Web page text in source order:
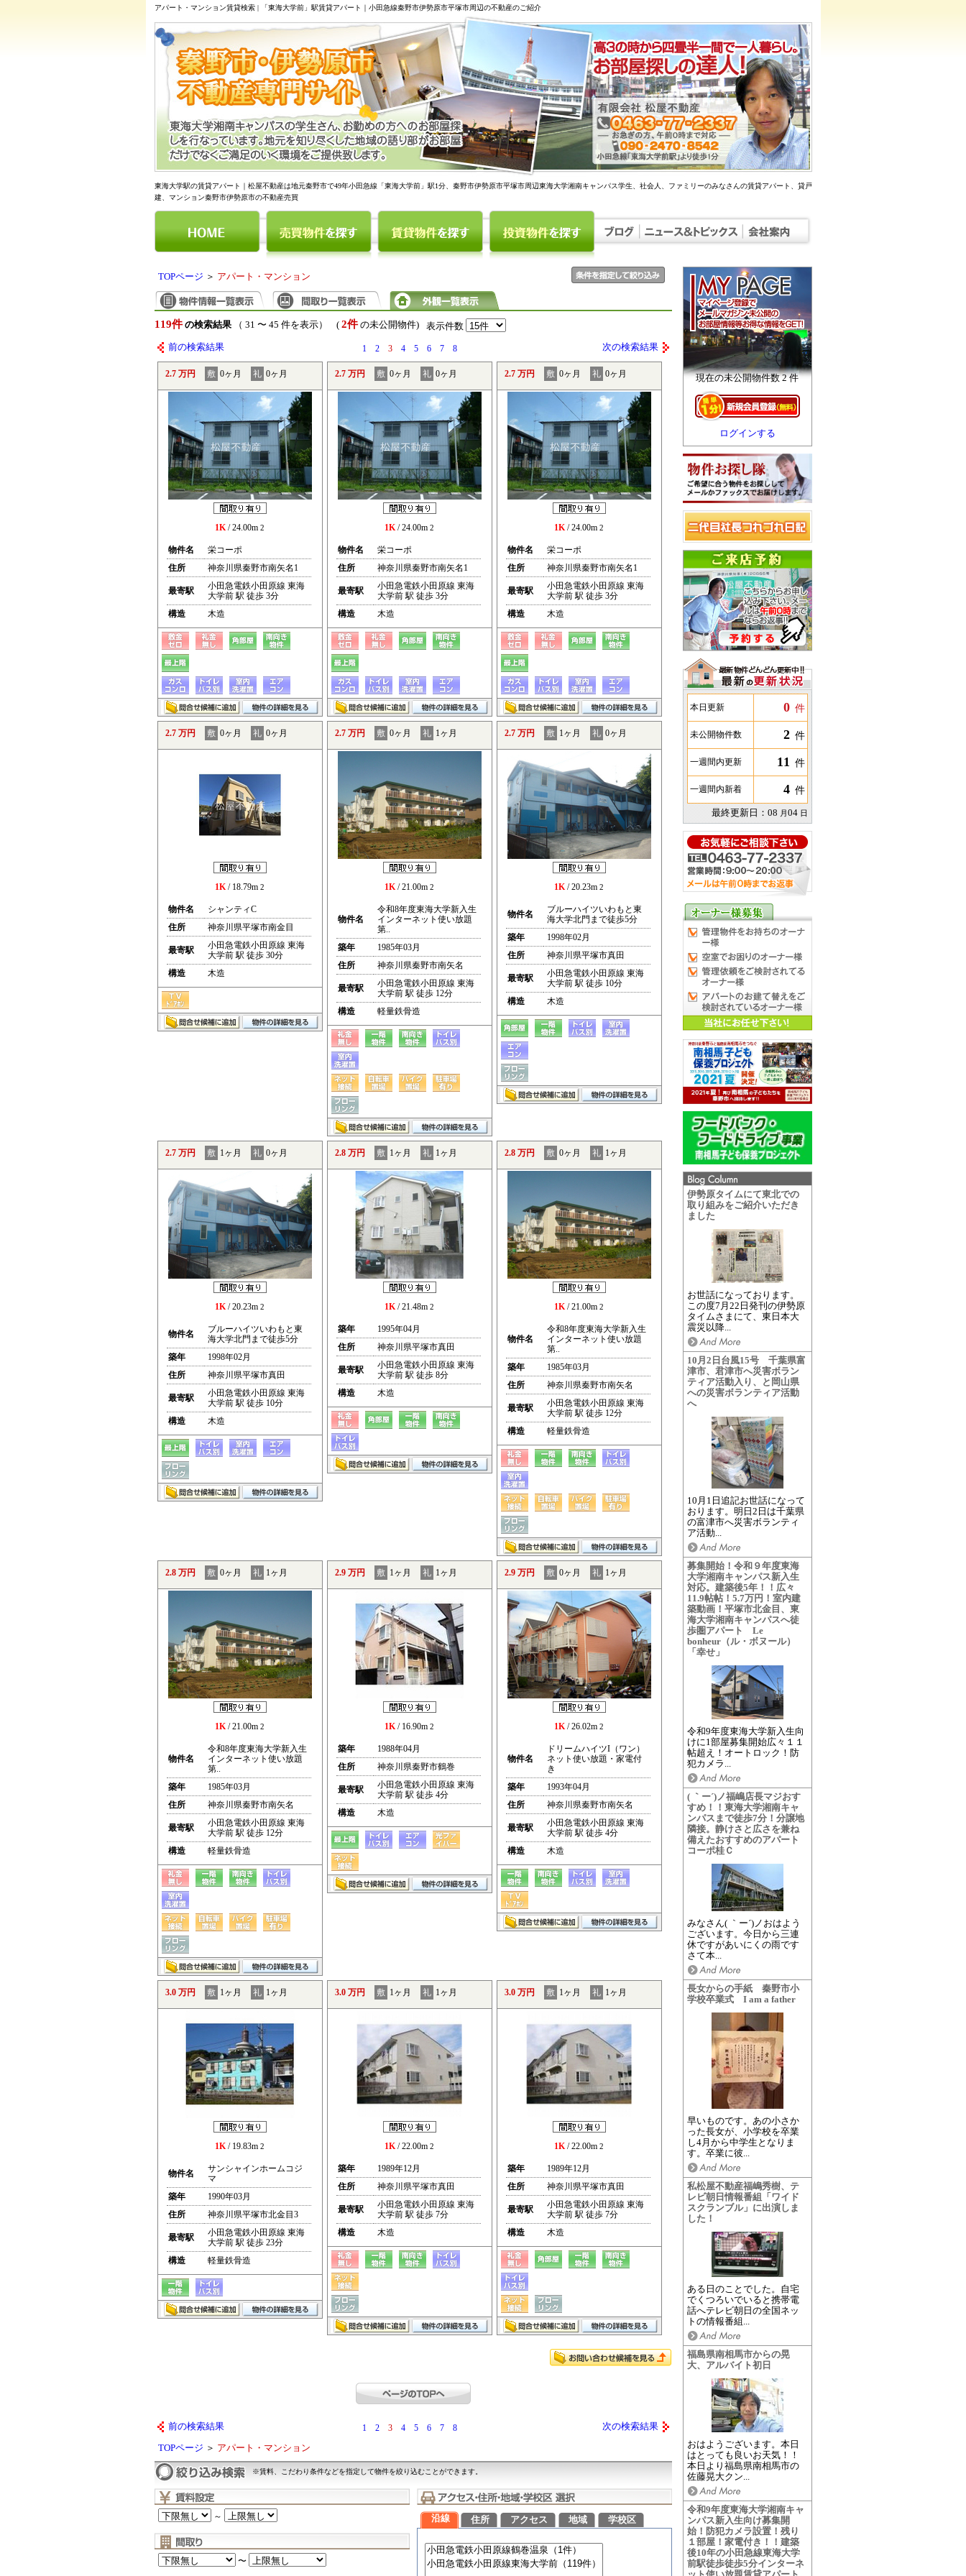
アパート・マンション賃貸検索 | 「東海大学前」駅賃貸アパート｜小田急線秦野市伊勢原市平塚市周辺の不動産のご紹介
東海大学駅の賃貸アパート｜松屋不動産は地元秦野市で49年小田急線「東海大学前」駅1分、秦野市伊勢原市平塚市周辺東海大学湘南キャンパス学生、社会人、ファミリーのみなさんの賃貸アパート、貸戸
建、マンション秦野市伊勢原市の不動産売買
現在の未公開物件数 2 件
ログインする
本日更新 0 件
未公開物件数 2 件
一週間内更新 11 件
一週間内新着 4 件
最終更新日：08 月04 日
伊勢原タイムにて東北での
取り組みをご紹介いただき
ました
お世話になっております。
この度7月22日発刊の伊勢原
タイムさまにて、東日本大
震災以降...
10月2日台風15号 千葉県富
津市、君津市へ災害ボラン
ティア活動入り、と岡山県
への災害ボランティア活動
へ
10月1日追記お世話になって
おります。明日2日は千葉県
の富津市へ災害ボランティ
ア活動...
募集開始！令和９年度東海
大学湘南キャンパス新入生
対応。建築後5年！！広々
11.9帖帖！5.7万円！室内建
築動画！平塚市北金目、東
海大学湘南キャンパスへ徒
歩圏アパート Le
bonheur（ル・ボヌール）
「幸せ」
令和9年度東海大学新入生向
けに1部屋募集開始広々１１
帖超え！オートロック！防
犯カメラ...
( ｀ー´)ノ福嶋店長マジおす
すめ！！東海大学湘南キャ
ンパスまで徒歩7分！分譲地
隣接。静けさと広さを兼ね
備えたおすすめのアパート
コーポ桂Ｃ
みなさん( ｀ー´)ノおはよう
ございます。今日から三連
休ですがあいにくの雨です
さて本...
長女からの手紙 秦野市小
学校卒業式 I am a father
早いものです。あの小さか
った長女が、小学校を卒業
し4月から中学生となりま
す。卒業に彼...
私松屋不動産福嶋秀樹、テ
レビ朝日情報番組「ワイド
スクランブル」に出演しま
した！
ある日のことでした。自宅
でくつろいでいると携帯電
話へテレビ朝日の全国ネッ
トの情報番組...
福島県南相馬市からの晃
大、アルバイト初日
おはようございます。本日
はとっても良いお天気！！
本日より福島県南相馬市の
佐藤晃大クン...
令和9年度東海大学湘南キャ
ンパス新入生向け募集開
始！防犯カメラ設置！残り
１部屋！家電付き！！建築
後10年の小田急線東海大学
前駅徒歩徒歩5分インターネ
TOPページ ＞ アパート・マンション
119件 の検索結果（ 31 〜 45 件を表示） ( 2件の未公開物件) 表示件数
前の検索結果 1 2 3 4 5 6 7 8 次の検索結果
2.7 万円 敷 0ヶ月 礼 0ヶ月
1K/ 24.00m 2
物件名
栄コーポ
住所
神奈川県秦野市南矢名1
最寄駅
小田急電鉄小田原線 東海
大学前 駅 徒歩 3分
構造
木造
2.7 万円 敷 0ヶ月 礼 0ヶ月
1K/ 24.00m 2
物件名
栄コーポ
住所
神奈川県秦野市南矢名1
最寄駅
小田急電鉄小田原線 東海
大学前 駅 徒歩 3分
構造
木造
2.7 万円 敷 0ヶ月 礼 0ヶ月
1K/ 24.00m 2
物件名
栄コーポ
住所
神奈川県秦野市南矢名1
最寄駅
小田急電鉄小田原線 東海
大学前 駅 徒歩 3分
構造
木造
2.7 万円 敷 0ヶ月 礼 0ヶ月
1K/ 18.79m 2
物件名
シャンティC
住所
神奈川県平塚市南金目
最寄駅
小田急電鉄小田原線 東海
大学前 駅 徒歩 30分
構造
木造
2.7 万円 敷 0ヶ月 礼 1ヶ月
1K/ 21.00m 2
物件名
令和8年度東海大学新入生
インターネット使い放題
第..
築年
1985年03月
住所
神奈川県秦野市南矢名
最寄駅
小田急電鉄小田原線 東海
大学前 駅 徒歩 12分
構造
軽量鉄骨造
2.7 万円 敷 1ヶ月 礼 0ヶ月
1K/ 20.23m 2
物件名
ブルーハイツいわもと東
海大学北門まで徒歩5分
築年
1998年02月
住所
神奈川県平塚市真田
最寄駅
小田急電鉄小田原線 東海
大学前 駅 徒歩 10分
構造
木造
2.7 万円 敷 1ヶ月 礼 0ヶ月
1K/ 20.23m 2
物件名
ブルーハイツいわもと東
海大学北門まで徒歩5分
築年
1998年02月
住所
神奈川県平塚市真田
最寄駅
小田急電鉄小田原線 東海
大学前 駅 徒歩 10分
構造
木造
2.8 万円 敷 1ヶ月 礼 1ヶ月
1K/ 21.48m 2
築年
1995年04月
住所
神奈川県平塚市真田
最寄駅
小田急電鉄小田原線 東海
大学前 駅 徒歩 8分
構造
木造
2.8 万円 敷 0ヶ月 礼 1ヶ月
1K/ 21.00m 2
物件名
令和8年度東海大学新入生
インターネット使い放題
第..
築年
1985年03月
住所
神奈川県秦野市南矢名
最寄駅
小田急電鉄小田原線 東海
大学前 駅 徒歩 12分
構造
軽量鉄骨造
2.8 万円 敷 0ヶ月 礼 1ヶ月
1K/ 21.00m 2
物件名
令和8年度東海大学新入生
インターネット使い放題
第..
築年
1985年03月
住所
神奈川県秦野市南矢名
最寄駅
小田急電鉄小田原線 東海
大学前 駅 徒歩 12分
構造
軽量鉄骨造
2.9 万円 敷 1ヶ月 礼 1ヶ月
1K/ 16.90m 2
築年
1988年04月
住所
神奈川県秦野市鶴巻
最寄駅
小田急電鉄小田原線 東海
大学前 駅 徒歩 4分
構造
木造
2.9 万円 敷 0ヶ月 礼 1ヶ月
1K/ 26.02m 2
物件名
ドリームハイツI（ワン）
ネット使い放題・家電付
き
築年
1993年04月
住所
神奈川県秦野市南矢名
最寄駅
小田急電鉄小田原線 東海
大学前 駅 徒歩 4分
構造
木造
3.0 万円 敷 1ヶ月 礼 1ヶ月
1K/ 19.83m 2
物件名
サンシャインホームコジ
マ
築年
1990年03月
住所
神奈川県平塚市北金目3
最寄駅
小田急電鉄小田原線 東海
大学前 駅 徒歩 23分
構造
軽量鉄骨造
3.0 万円 敷 1ヶ月 礼 1ヶ月
1K/ 22.00m 2
築年
1989年12月
住所
神奈川県平塚市真田
最寄駅
小田急電鉄小田原線 東海
大学前 駅 徒歩 7分
構造
木造
3.0 万円 敷 1ヶ月 礼 1ヶ月
1K/ 22.00m 2
築年
1989年12月
住所
神奈川県平塚市真田
最寄駅
小田急電鉄小田原線 東海
大学前 駅 徒歩 7分
構造
木造
前の検索結果 1 2 3 4 5 6 7 8 次の検索結果
TOPページ ＞ アパート・マンション
※賃料、こだわり条件などを指定して物件を絞り込むことができます。
～
〜
沿線 住所 アクセス 地域 学校区